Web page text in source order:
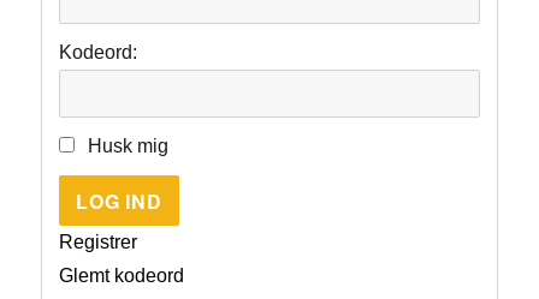
Kodeord:
Husk mig
LOG IND
Registrer
Glemt kodeord